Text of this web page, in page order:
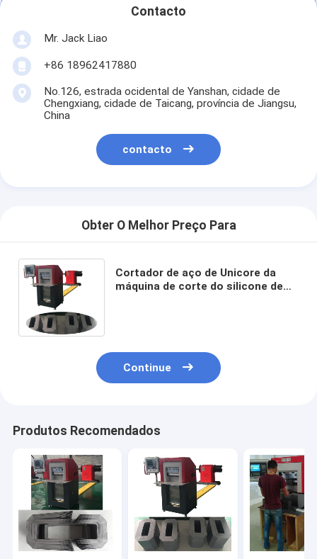
Contacto
Mr. Jack Liao
+86 18962417880
No.126, estrada ocidental de Yanshan, cidade de
Chengxiang, cidade de Taicang, província de Jiangsu,
China
contacto
Obter O Melhor Preço Para
Cortador de aço de Unicore da
máquina de corte do silicone de
Continue
Produtos Recomendados